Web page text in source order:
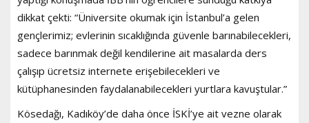
dikkat çekti: “Üniversite okumak için İstanbul’a gelen
gençlerimiz; evlerinin sıcaklığında güvenle barınabilecekleri,
sadece barınmak değil kendilerine ait masalarda ders
çalışıp ücretsiz internete erişebilecekleri ve
kütüphanesinden faydalanabilecekleri yurtlara kavuştular.”
Kösedağı, Kadıköy’de daha önce İSKİ’ye ait vezne olarak